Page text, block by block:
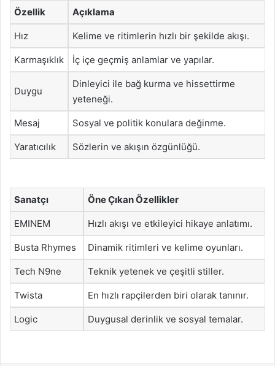
Özellik Açıklama
Hız Kelime ve ritimlerin hızlı bir şekilde akışı.
Karmaşıklık İç içe geçmiş anlamlar ve yapılar.
Duygu
Dinleyici ile bağ kurma ve hissettirme
yeteneği.
Mesaj Sosyal ve politik konulara değinme.
Yaratıcılık Sözlerin ve akışın özgünlüğü.
Sanatçı Öne Çıkan Özellikler
EMINEM Hızlı akışı ve etkileyici hikaye anlatımı.
Busta Rhymes Dinamik ritimleri ve kelime oyunları.
Tech N9ne Teknik yetenek ve çeşitli stiller.
Twista En hızlı rapçilerden biri olarak tanınır.
Logic Duygusal derinlik ve sosyal temalar.